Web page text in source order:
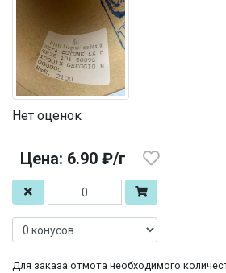
Нет оценок
Цена: 6.90 ₽/г
Для заказа отмота необходимого